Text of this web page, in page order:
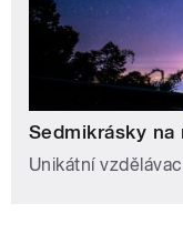
Sedmikrásky na
Unikátní